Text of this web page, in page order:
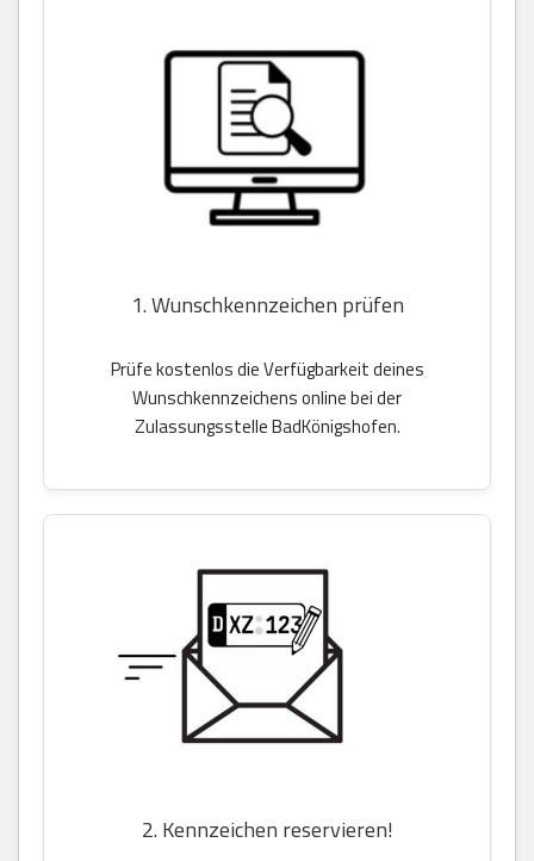
1. Wunschkennzeichen prüfen
Prüfe kostenlos die Verfügbarkeit deines
Wunschkennzeichens online bei der
Zulassungsstelle BadKönigshofen.
2. Kennzeichen reservieren!